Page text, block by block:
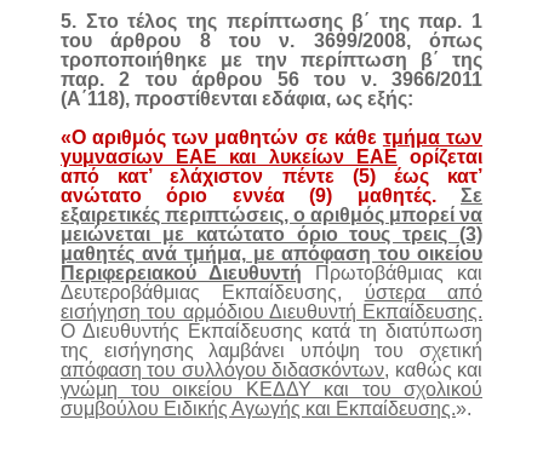
5. Στο τέλος της περίπτωσης β΄ της παρ. 1
του άρθρου 8 του ν. 3699/2008, όπως
τροποποιήθηκε με την περίπτωση β΄ της
παρ. 2 του άρθρου 56 του ν. 3966/2011
(Α΄118), προστίθενται εδάφια, ως εξής:
«Ο αριθμός των μαθητών σε κάθε τμήμα των
γυμνασίων ΕΑΕ και λυκείων ΕΑΕ ορίζεται
από κατ’ ελάχιστον πέντε (5) έως κατ’
ανώτατο όριο εννέα (9) μαθητές. Σε
εξαιρετικές περιπτώσεις, ο αριθμός μπορεί να
μειώνεται με κατώτατο όριο τους τρεις (3)
μαθητές ανά τμήμα, με απόφαση του οικείου
Περιφερειακού Διευθυντή Πρωτοβάθμιας και
Δευτεροβάθμιας Εκπαίδευσης, ύστερα από
εισήγηση του αρμόδιου Διευθυντή Εκπαίδευσης.
Ο Διευθυντής Εκπαίδευσης κατά τη διατύπωση
της εισήγησης λαμβάνει υπόψη του σχετική
απόφαση του συλλόγου διδασκόντων, καθώς και
γνώμη του οικείου ΚΕΔΔΥ και του σχολικού
συμβούλου Ειδικής Αγωγής και Εκπαίδευσης.».